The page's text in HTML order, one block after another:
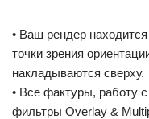
• Ваш рендер
точки зрения
накладываются сверху.
• Все фактуры, работу
фильтры Overlay &